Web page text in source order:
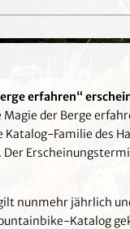
erfahren“
der Berge
Familie des
nunmehr jährlich
Katalog